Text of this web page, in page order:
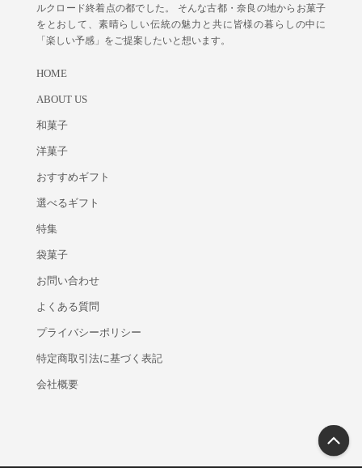
ルクロード終着点の都でした。 そんな古都・奈良の地からお菓子
をとおして、素晴らしい伝統の魅力と共に皆様の暮らしの中に
「楽しい予感」をご提案したいと想います。
HOME
ABOUT US
和菓子
洋菓子
おすすめギフト
選べるギフト
特集
袋菓子
お問い合わせ
よくある質問
プライバシーポリシー
特定商取引法に基づく表記
会社概要